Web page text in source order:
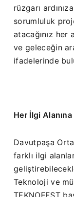
rüzgarı
sorumluluk
atacağınız her
ve geleceğin
ifadelerinde
Her İlgi
Davutpaşa
farklı ilgi
Teknoloji ve
TEKNOFEST